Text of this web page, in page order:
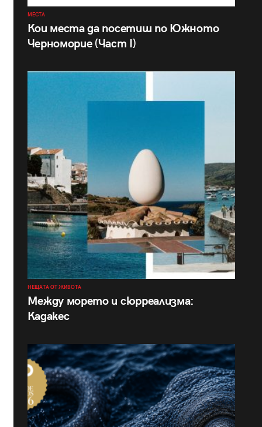
МЕСТА
Кои места да посетиш по Южното
Черноморие (Част I)
НЕЩАТА ОТ ЖИВОТА
Между морето и сюрреализма:
Кадакес